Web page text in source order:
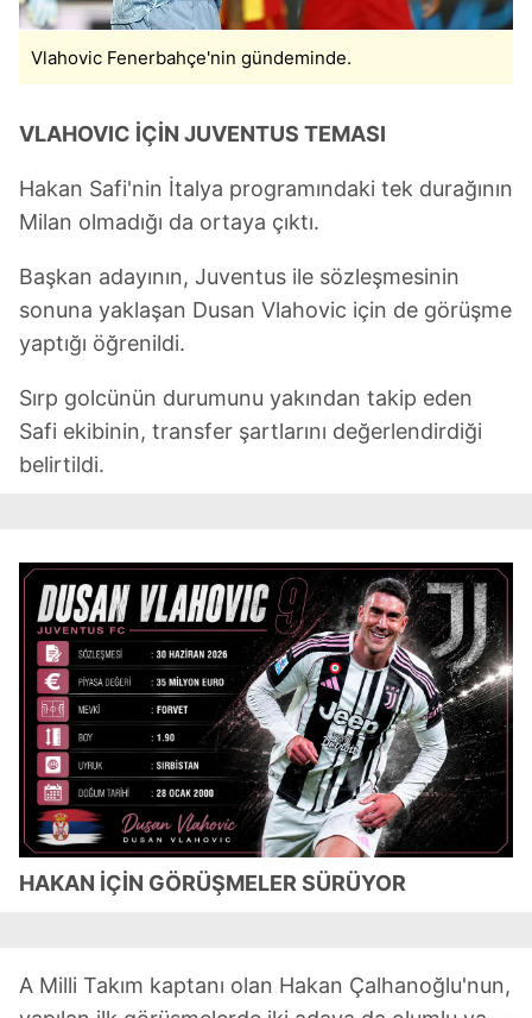
Vlahovic Fenerbahçe'nin gündeminde.
VLAHOVIC İÇİN JUVENTUS TEMASI
Hakan Safi'nin İtalya programındaki tek durağının
Milan olmadığı da ortaya çıktı.
Başkan adayının, Juventus ile sözleşmesinin
sonuna yaklaşan Dusan Vlahovic için de görüşme
yaptığı öğrenildi.
Sırp golcünün durumunu yakından takip eden
Safi ekibinin, transfer şartlarını değerlendirdiği
belirtildi.
HAKAN İÇİN GÖRÜŞMELER SÜRÜYOR
A Milli Takım kaptanı olan Hakan Çalhanoğlu'nun,